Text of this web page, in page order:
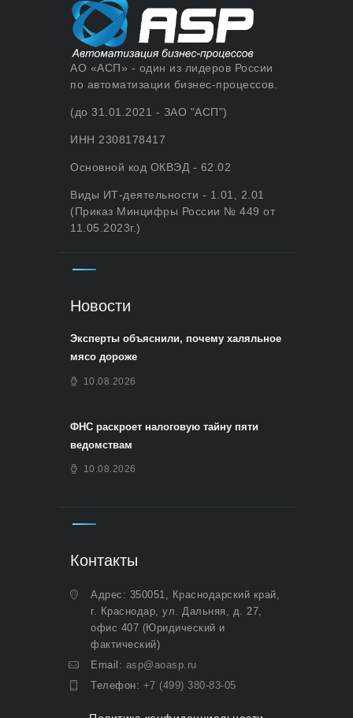
АО «АСП» - один из лидеров России
по автоматизации бизнес-процессов.
(до 31.01.2021 - ЗАО "АСП")
ИНН 2308178417
Основной код ОКВЭД - 62.02
Виды ИТ-деятельности - 1.01, 2.01
(Приказ Минцифры России № 449 от
11.05.2023г.)
Новости
Эксперты объяснили, почему халяльное
мясо дороже
10.08.2026
ФНС раскроет налоговую тайну пяти
ведомствам
10.08.2026
Контакты
Адрес: 350051, Краснодарский край,
г. Краснодар, ул. Дальняя, д. 27,
офис 407 (Юридический и
фактический)
Email: asp@aoasp.ru
Телефон: +7 (499) 380-83-05